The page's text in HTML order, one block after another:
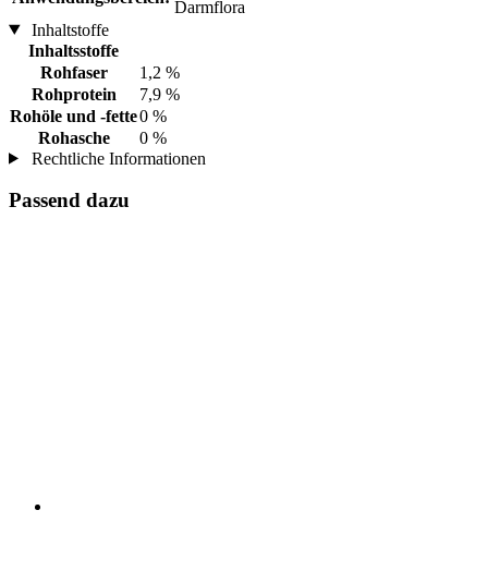
Darmflora
Inhaltstoffe
Inhaltsstoffe
Rohfaser
1,2 %
Rohprotein
7,9 %
Rohöle und -fette0 %
Rohasche
0 %
Rechtliche Informationen
Passend dazu